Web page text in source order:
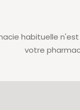
habituelle
votre